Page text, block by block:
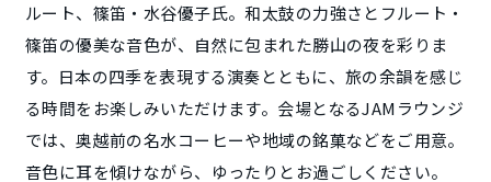
ルート、篠笛・水谷優子氏。和太鼓の力強さとフルート・
篠笛の優美な音色が、自然に包まれた勝山の夜を彩りま
す。日本の四季を表現する演奏とともに、旅の余韻を感じ
る時間をお楽しみいただけます。会場となるJAMラウンジ
では、奥越前の名水コーヒーや地域の銘菓などをご用意。
音色に耳を傾けながら、ゆったりとお過ごしください。